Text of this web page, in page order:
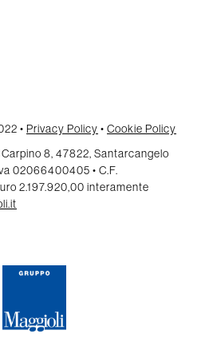
• Privacy Policy • Cookie Policy
Carpino 8, 47822, Santarcangelo
02066400405 • C.F.
2.197.920,00 interamente